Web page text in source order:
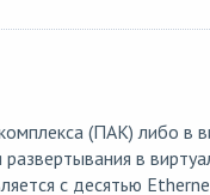
(ПАК) либо в
в
с десятью